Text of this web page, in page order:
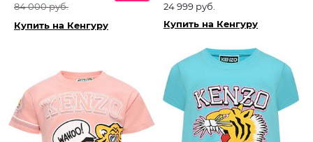
84 000 руб.
Купить на Кенгуру
24 999 руб.
Купить на Кенгуру